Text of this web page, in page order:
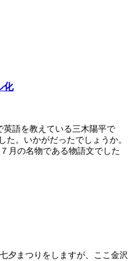
化
英語を教えている三木陽平で
。いかがだったでしょうか。
月の名物である物語文でした
夕まつりをしますが、ここ金沢